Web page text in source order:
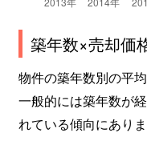
築年数×売却価
物件の築年数別の平
一般的には築年数が
れている傾向にあり